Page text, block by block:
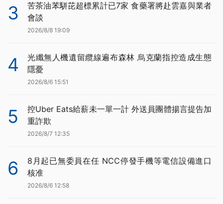
3
苦茶油苯駢芘超標累計已7家 食藥署將赴雲嘉與業者
會談
2026/8/8 19:09
4
光纖無人機遺留纜線遍布森林 烏克蘭指控造成生態
隱憂
2026/8/6 15:51
5
控Uber Eats給薪未一單一計 外送員團體揚言提告加
重詐欺
2026/8/7 12:35
6
8月起已無委員在任 NCC停發手機等電信設備進口
核准
2026/8/6 12:58